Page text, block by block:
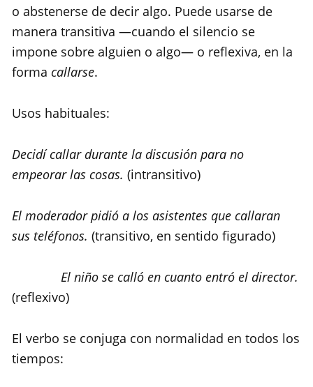
o abstenerse de decir algo. Puede usarse de
manera transitiva —cuando el silencio se
impone sobre alguien o algo— o reflexiva, en la
forma callarse.
Usos habituales:
Decidí callar durante la discusión para no
empeorar las cosas. (intransitivo)
El moderador pidió a los asistentes que callaran
sus teléfonos. (transitivo, en sentido figurado)
El niño se calló en cuanto entró el director.
(reflexivo)
El verbo se conjuga con normalidad en todos los
tiempos: